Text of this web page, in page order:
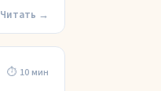
Читать →
⏱ 10 мин